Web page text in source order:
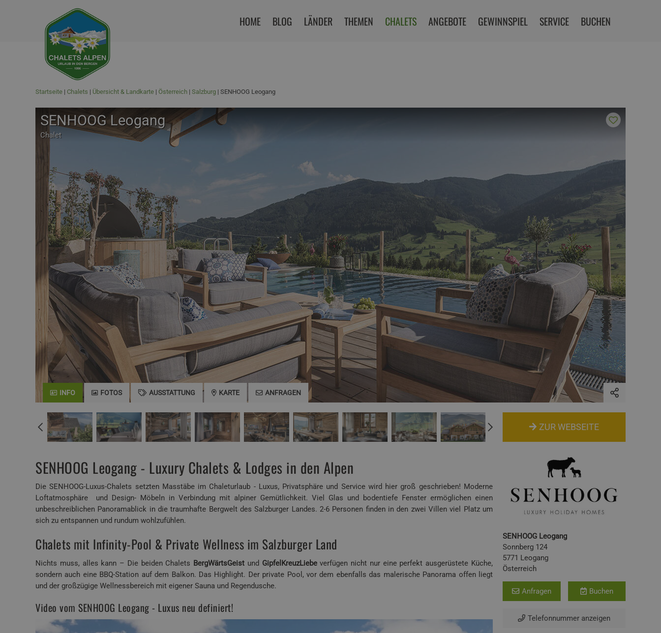
HOME BLOG LÄNDER THEMEN CHALETS ANGEBOTE GEWINNSPIEL SERVICE BUCHEN
Startseite Chalets Übersicht & Landkarte Österreich Salzburg SENHOOG Leogang
SENHOOG Leogang
Chalet
INFO FOTOS AUSSTATTUNG KARTE ANFRAGEN
ZUR WEBSEITE
SENHOOG Leogang - Luxury Chalets & Lodges in den Alpen
Die SENHOOG-Luxus-Chalets setzten Masstäbe im Chaleturlaub - Luxus, Privatsphäre und Service wird hier groß geschrieben! Moderne
Loftatmosphäre und Design- Möbeln in Verbindung mit alpiner Gemütlichkeit. Viel Glas und bodentiefe Fenster ermöglichen einen
unbeschreiblichen Panoramablick in die traumhafte Bergwelt des Salzburger Landes. 2-6 Personen finden in den zwei Villen viel Platz um
sich zu entspannen und rundum wohlzufühlen.
Chalets mit Infinity-Pool & Private Wellness im Salzburger Land
Nichts muss, alles kann – Die beiden Chalets BergWärtsGeist und GipfelKreuzLiebeverfügen nicht nur eine perfekt ausgerüstete Küche,
sondern auch eine BBQ-Station auf dem Balkon. Das Highlight. Der private Pool, vor dem ebenfalls das malerische Panorama offen liegt
und der großzügige Wellnessbereich mit eigener Sauna und Regendusche.
Video vom SENHOOG Leogang - Luxus neu definiert!
SENHOOG Leogang
Sonnberg 124
5771 Leogang
Österreich
Anfragen Buchen
Telefonnummer anzeigen